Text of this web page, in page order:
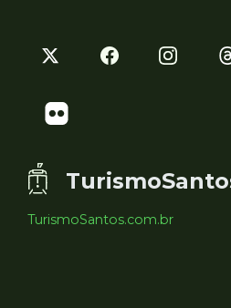
TurismoSantos.com.br